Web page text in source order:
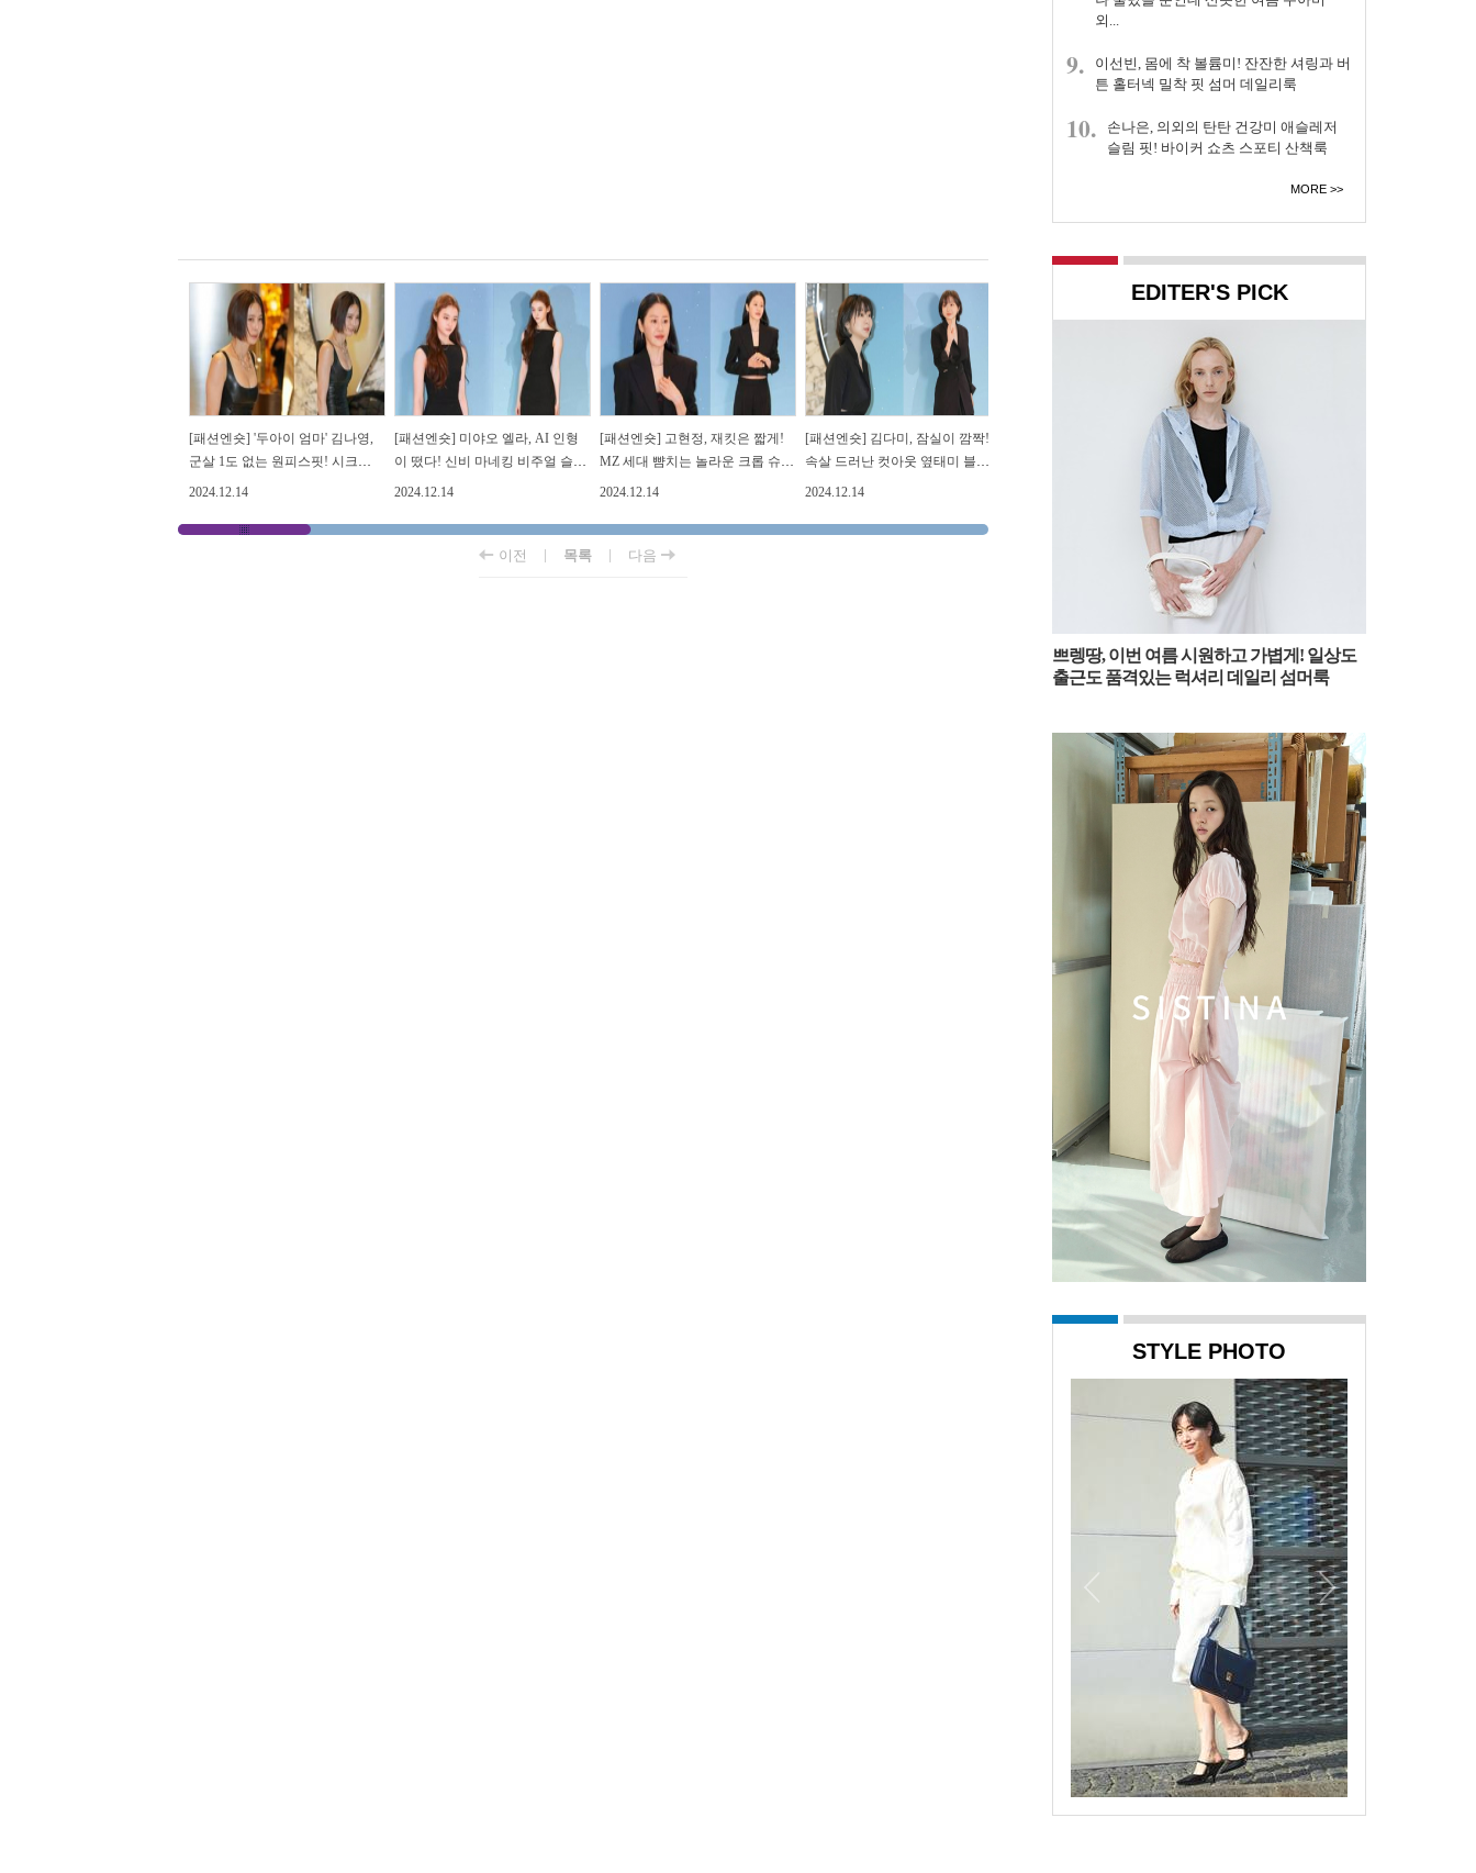
[패션엔숏] '두아이 엄마' 김나영,
군살 1도 없는 원피스핏! 시크한
가죽 원피스룩
2024.12.14
[패션엔숏] 미야오 엘라, AI 인형
이 떴다! 신비 마네킹 비주얼 슬리
브리스 원피스룩
2024.12.14
[패션엔숏] 고현정, 재킷은 짧게!
MZ 세대 뺨치는 놀라운 크롭 슈트
핏
2024.12.14
[패션엔숏] 김다미, 잠실이 깜짝!
속살 드러난 컷아웃 옆태미 블랙
슈트룩
2024.12.14
[패션엔숏] 정유미, 여전히 첫사랑
미모! 우아한 자태의 드레이핑 원
[패션엔숏] 정수정, 북극곰을 닮았
네! 원형 니트 집업 카디건 '시선강
탈'
2024.12.12
이전 | 목록 | 다음
외...
9.
이선빈, 몸에 착 볼륨미! 잔잔한 셔링과 버
튼 홀터넥 밀착 핏 섬머 데일리룩
10.
손나은, 의외의 탄탄 건강미 애슬레저
슬림 핏! 바이커 쇼츠 스포티 산책룩
MORE
EDITER'S PICK
쁘렝땅, 이번 여름 시원하고 가볍게! 일상도
출근도 품격있는 럭셔리 데일리 섬머룩
STYLE PHOTO